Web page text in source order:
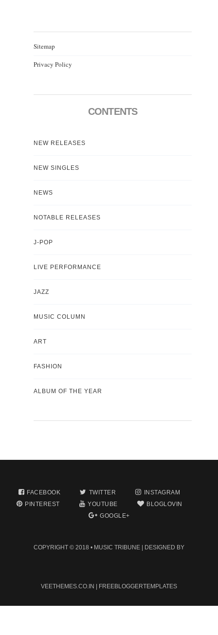
Sitemap
Privacy Policy
CONTENTS
NEW RELEASES
NEW SINGLES
NEWS
NOTABLE RELEASES
J-POP
LIVE PERFORMANCE
JAZZ
MUSIC COLUMN
ART
FASHION
ALBUM OF THE YEAR
FACEBOOK TWITTER
INSTAGRAM
PINTEREST
YOUTUBE
BLOGLOVIN
GOOGLE+
COPYRIGHT © 2018 • MUSIC TRIBUNE | DESIGNED BY
VEETHEMES.CO.IN | FREEBLOGGERTEMPLATES